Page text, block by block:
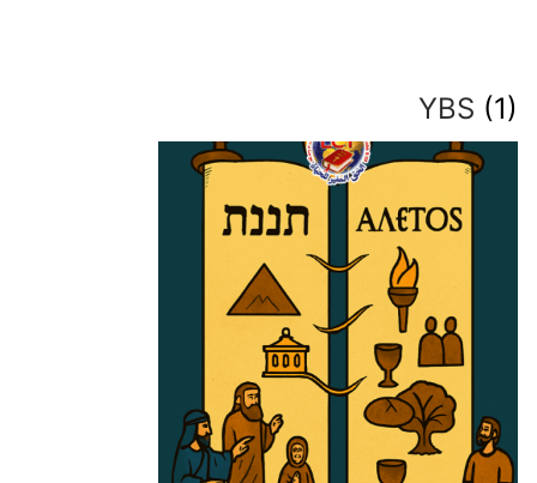
YBS (1)